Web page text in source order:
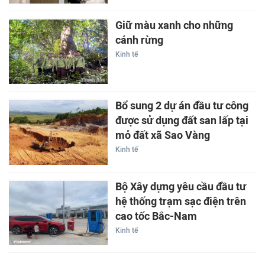
Giữ màu xanh cho những
cánh rừng
Kinh tế
Bổ sung 2 dự án đầu tư công
được sử dụng đất san lấp tại
mỏ đất xã Sao Vàng
Kinh tế
Bộ Xây dựng yêu cầu đầu tư
hệ thống trạm sạc điện trên
cao tốc Bắc-Nam
Kinh tế